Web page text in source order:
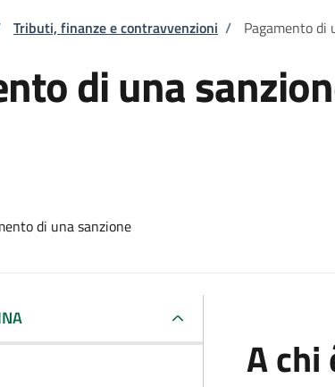
pane
Tributi, finanze e contravvenzioni / Pagamento di
di una
di una sanzione
A